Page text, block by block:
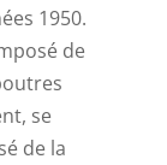
1950.
de
se
de la